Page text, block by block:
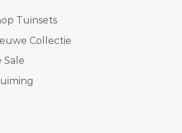
Tuinsets
Collectie
Sale